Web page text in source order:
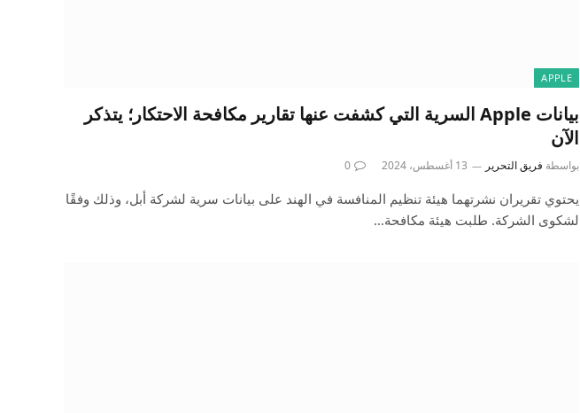
APPLE
بيانات Apple السرية التي كشفت عنها تقارير مكافحة الاحتكار؛ يتذكر
الآن
بواسطة فريق التحرير 13 أغسطس، 2024 0
يحتوي تقريران نشرتهما هيئة تنظيم المنافسة في الهند على بيانات سرية لشركة أبل، وذلك وفقًا
لشكوى الشركة. طلبت هيئة مكافحة…